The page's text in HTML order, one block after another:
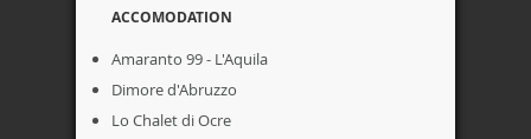
ACCOMODATION
Amaranto 99 - L'Aquila
Dimore d'Abruzzo
Lo Chalet di Ocre